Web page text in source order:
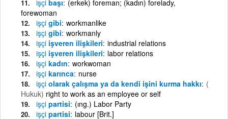
işçi başı (erkek) foreman; (kadın) forelady,
forewoman
işçi gibi workmanlike
işçi gibi workmanly
işçi işveren ilişkileri industrial relations
işçi işveren ilişkileri labor relations
işçi kadın workwoman
işçi karınca nurse
işçi olarak çalışma ya da kendi işini kurma hakkı (
Hukuk) right to work as an employee or self
işçi partisi (ıng.) Labor Party
işçi partisi labour [Brit.]